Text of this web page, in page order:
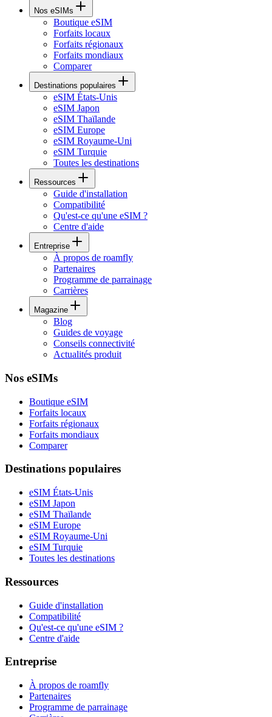
Nos eSIMs
Boutique eSIM
Forfaits locaux
Forfaits régionaux
Forfaits mondiaux
Comparer
Destinations populaires
eSIM États-Unis
eSIM Japon
eSIM Thaïlande
eSIM Europe
eSIM Royaume-Uni
eSIM Turquie
Toutes les destinations
Ressources
Guide d'installation
Compatibilité
Qu'est-ce qu'une eSIM ?
Centre d'aide
Entreprise
À propos de roamfly
Partenaires
Programme de parrainage
Carrières
Magazine
Blog
Guides de voyage
Conseils connectivité
Actualités produit
Nos eSIMs
Boutique eSIM
Forfaits locaux
Forfaits régionaux
Forfaits mondiaux
Comparer
Destinations populaires
eSIM États-Unis
eSIM Japon
eSIM Thaïlande
eSIM Europe
eSIM Royaume-Uni
eSIM Turquie
Toutes les destinations
Ressources
Guide d'installation
Compatibilité
Qu'est-ce qu'une eSIM ?
Centre d'aide
Entreprise
À propos de roamfly
Partenaires
Programme de parrainage